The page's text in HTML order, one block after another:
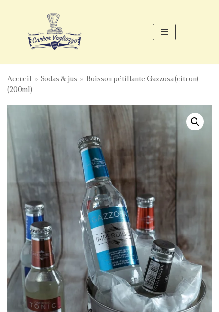
contenu
Accueil » Sodas & jus » Boisson pétillante Gazzosa (citron)
(200ml)